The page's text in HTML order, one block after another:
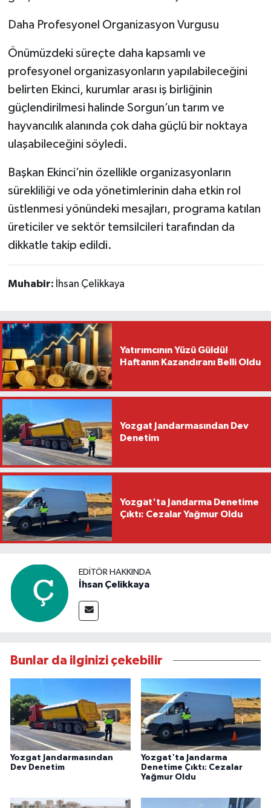
Daha Profesyonel Organizasyon Vurgusu
Önümüzdeki süreçte daha kapsamlı ve
profesyonel organizasyonların yapılabileceğini
belirten Ekinci, kurumlar arası iş birliğinin
güçlendirilmesi halinde Sorgun’un tarım ve
hayvancılık alanında çok daha güçlü bir noktaya
ulaşabileceğini söyledi.
Başkan Ekinci’nin özellikle organizasyonların
sürekliliği ve oda yönetimlerinin daha etkin rol
üstlenmesi yönündeki mesajları, programa katılan
üreticiler ve sektör temsilcileri tarafından da
dikkatle takip edildi.
Muhabir: İhsan Çelikkaya
Yatırımcının Yüzü Güldü!
Haftanın Kazandıranı Belli Oldu
Yozgat Jandarmasından Dev
Denetim
Yozgat'ta Jandarma Denetime
Çıktı: Cezalar Yağmur Oldu
EDITÖR HAKKINDA
İhsan Çelikkaya
Bunlar da ilginizi çekebilir
Yozgat Jandarmasından
Dev Denetim
Yozgat'ta Jandarma
Denetime Çıktı: Cezalar
Yağmur Oldu